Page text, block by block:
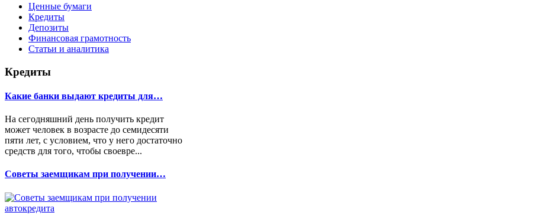
Ценные бумаги
Кредиты
Депозиты
Финансовая грамотность
Статьи и аналитика
Кредиты
Какие банки выдают кредиты для…
На сегодняшний день получить кредит
может человек в возрасте до семидесяти
пяти лет, с условием, что у него достаточно
средств для того, чтобы своевре...
Советы заемщикам при получении…